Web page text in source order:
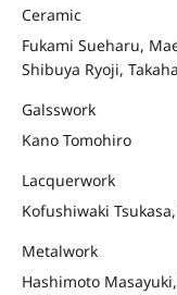
Ceramic
Fukami Sueharu,
Shibuya Ryoji,
Galsswork
Kano Tomohiro
Lacquerwork
Kofushiwaki
Metalwork
Hashimoto